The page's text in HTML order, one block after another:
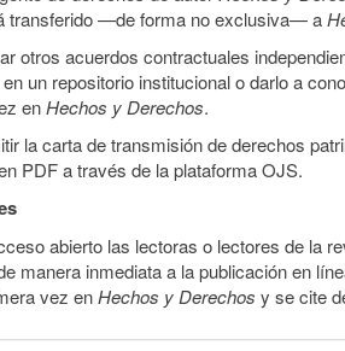
transferido —de forma no exclusiva— a
otros acuerdos contractuales
un repositorio institucional o darlo a
enHechos y Derechos.
la carta de transmisión de derechos
PDF a través de la plataforma OJS.
abierto las lectoras o lectores de la
manera inmediata a la publicación en
vez enHechos y Derechos y se cite